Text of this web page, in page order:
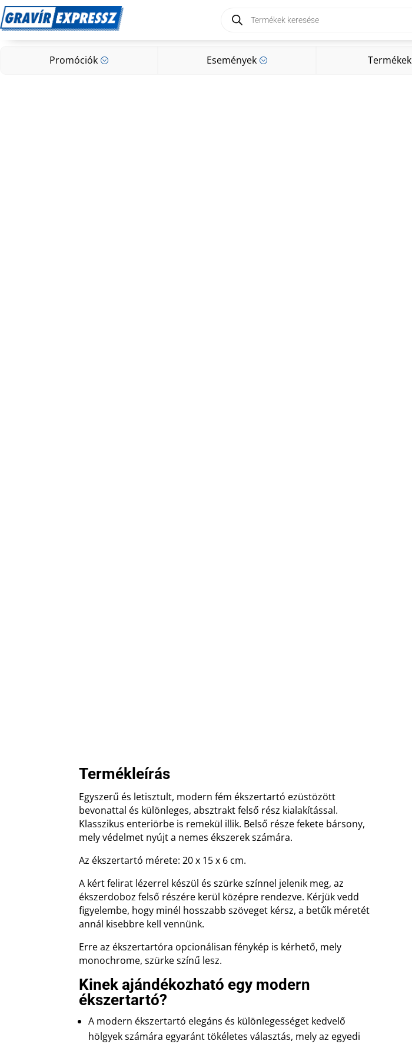
search
Promóciók ; Események ; Termékek
Promóciók; Események
Termékleírás
Egyszerű és letisztult, modern fém ékszertartó ezüstözött
bevonattal és különleges, absztrakt felső rész kialakítással.
Klasszikus enteriörbe is remekül illik. Belső része fekete bársony,
mely védelmet nyújt a nemes ékszerek számára.
Az ékszertartó mérete: 20 x 15 x 6 cm.
A kért felirat lézerrel készül és szürke színnel jelenik meg, az
ékszerdoboz felső részére kerül középre rendezve. Kérjük vedd
figyelembe, hogy minél hosszabb szöveget kérsz, a betűk méretét
annál kisebbre kell vennünk.
Erre az ékszertartóra opcionálisan fénykép is kérhető, mely
monochrome, szürke színű lesz.
Kinek ajándékozható egy modern
ékszertartó?
A modern ékszertartó elegáns és különlegességet kedvelő
hölgyek számára egyaránt tökéletes választás, mely az egyedi